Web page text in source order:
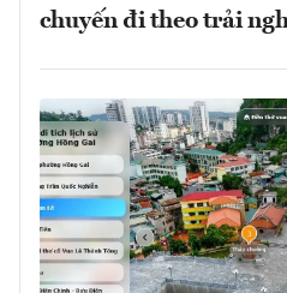
chuyến đi theo trải